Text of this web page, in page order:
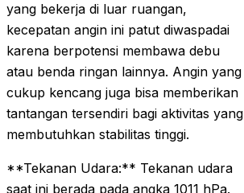
yang bekerja di luar ruangan,
kecepatan angin ini patut diwaspadai
karena berpotensi membawa debu
atau benda ringan lainnya. Angin yang
cukup kencang juga bisa memberikan
tantangan tersendiri bagi aktivitas yang
membutuhkan stabilitas tinggi.
**Tekanan Udara:** Tekanan udara
saat ini berada pada angka 1011 hPa.